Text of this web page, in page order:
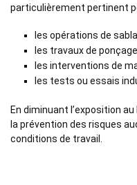
particulièrement pertinent
les opérations de
les travaux de
les interventions de
les tests ou essais
En diminuant l’exposition
la prévention des risques
conditions de travail.